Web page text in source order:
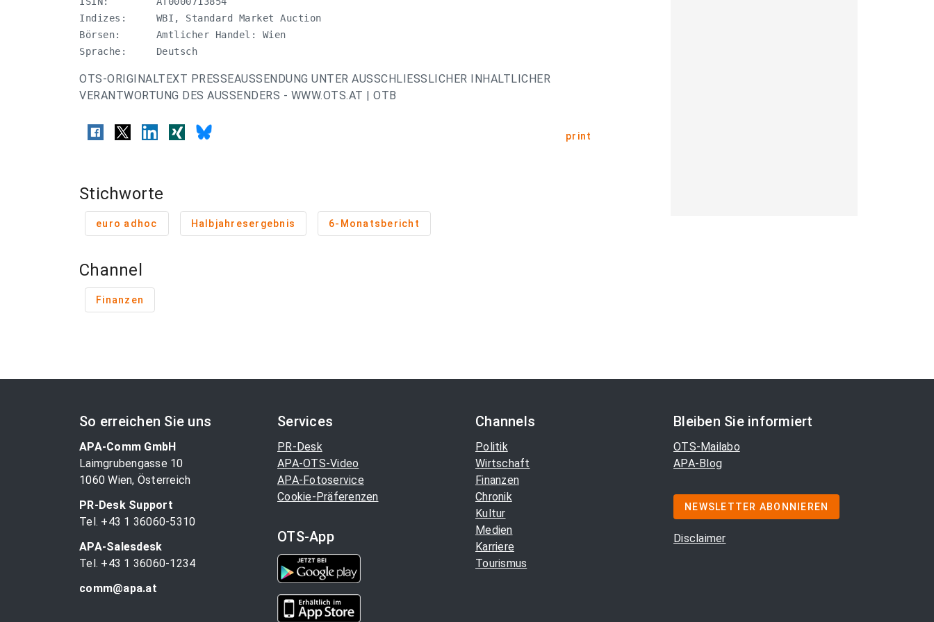
Indizes:     WBI, Standard Market Auction
Börsen:      Amtlicher Handel: Wien
Sprache:     Deutsch
OTS-ORIGINALTEXT PRESSEAUSSENDUNG UNTER AUSSCHLIESSLICHER INHALTLICHER
VERANTWORTUNG DES AUSSENDERS - WWW.OTS.AT | OTB
print
Stichworte
euro adhoc Halbjahresergebnis 6-Monatsbericht
Channel
Finanzen
So erreichen Sie uns
APA-Comm GmbH
Laimgrubengasse 10
1060 Wien, Österreich
PR-Desk Support
Tel. +43 1 36060-5310
APA-Salesdesk
Tel. +43 1 36060-1234
comm@apa.at
Services
PR-Desk
APA-OTS-Video
APA-Fotoservice
Cookie-Präferenzen
OTS-App
Channels
Politik
Wirtschaft
Finanzen
Chronik
Kultur
Medien
Karriere
Tourismus
Bleiben Sie informiert
OTS-Mailabo
APA-Blog
NEWSLETTER ABONNIEREN
Disclaimer